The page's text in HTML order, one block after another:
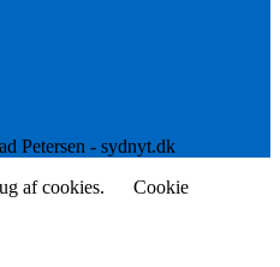
Petersen - sydnyt.dk
af cookies.
Cookie